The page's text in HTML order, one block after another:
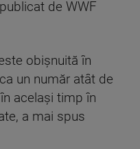
de WWF
obişnuită în
un număr atât de
acelaşi timp în
a mai spus